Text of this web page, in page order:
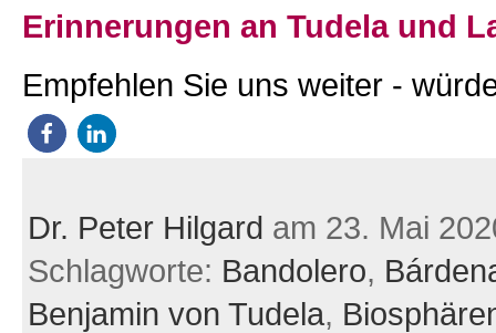
Erinnerungen an Tudela und
Empfehlen Sie uns weiter -
Dr. Peter Hilgard am 23. Mai
Schlagworte: Bandolero,
Benjamin von Tudela,